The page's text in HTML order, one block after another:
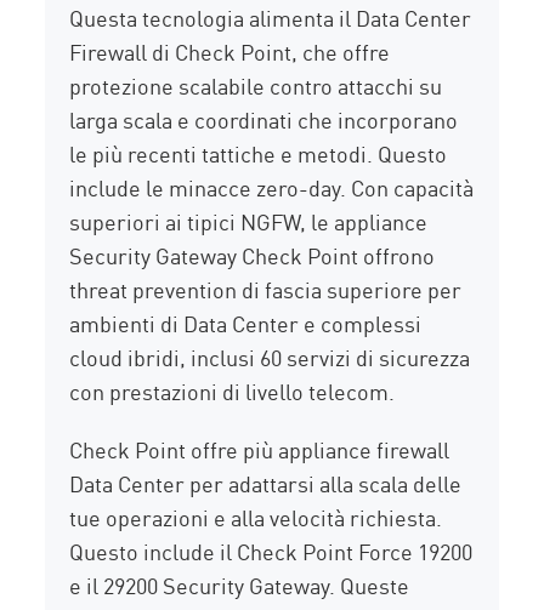
Questa tecnologia alimenta il Data Center
Firewall di Check Point, che offre
protezione scalabile contro attacchi su
larga scala e coordinati che incorporano
le più recenti tattiche e metodi. Questo
include le minacce zero-day. Con capacità
superiori ai tipici NGFW, le appliance
Security Gateway Check Point offrono
threat prevention di fascia superiore per
ambienti di Data Center e complessi
cloud ibridi, inclusi 60 servizi di sicurezza
con prestazioni di livello telecom.
Check Point offre più appliance firewall
Data Center per adattarsi alla scala delle
tue operazioni e alla velocità richiesta.
Questo include il Check Point Force 19200
e il 29200 Security Gateway. Queste